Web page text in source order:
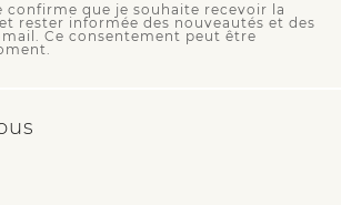
confirme que je souhaite recevoir la
rester informée des nouveautés et des
Ce consentement peut être